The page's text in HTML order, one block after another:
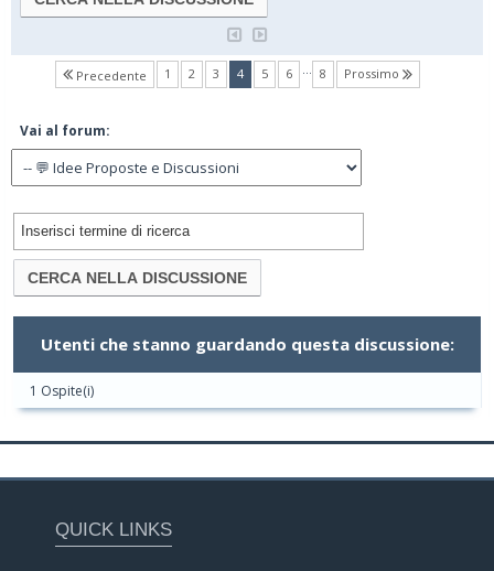
Precedente 1 2 3 4(current)
5 6 … 8 Prossimo
Vai al forum:
Utenti che stanno guardando questa discussione:
1 Ospite(i)
QUICK LINKS